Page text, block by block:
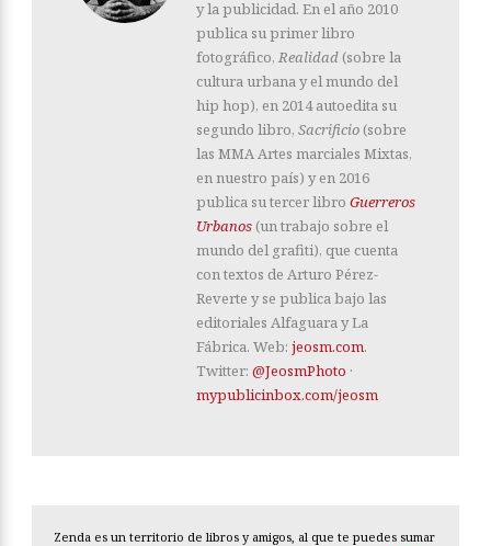
y la publicidad. En el año 2010
publica su primer libro
fotográfico, Realidad (sobre la
cultura urbana y el mundo del
hip hop), en 2014 autoedita su
segundo libro, Sacrificio (sobre
las MMA Artes marciales Mixtas,
en nuestro país) y en 2016
publica su tercer libro Guerreros
Urbanos (un trabajo sobre el
mundo del grafiti), que cuenta
con textos de Arturo Pérez-
Reverte y se publica bajo las
editoriales Alfaguara y La
Fábrica. Web: jeosm.com.
Twitter: @JeosmPhoto ·
mypublicinbox.com/jeosm
Zenda es un territorio de libros y amigos, al que te puedes sumar